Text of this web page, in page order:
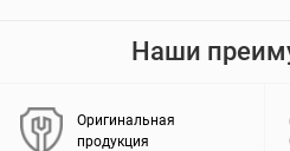
Наши
Оригинальная
продукция